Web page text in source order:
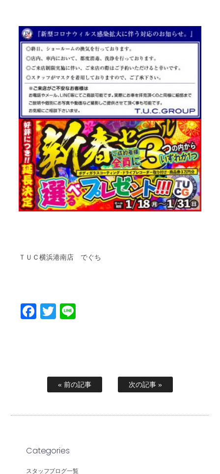
ＴＵＣ横浜港南店 でぐち
Facebook
Twitter
« 前の記事 次の記事 »
Categories
スタッフブログ一覧